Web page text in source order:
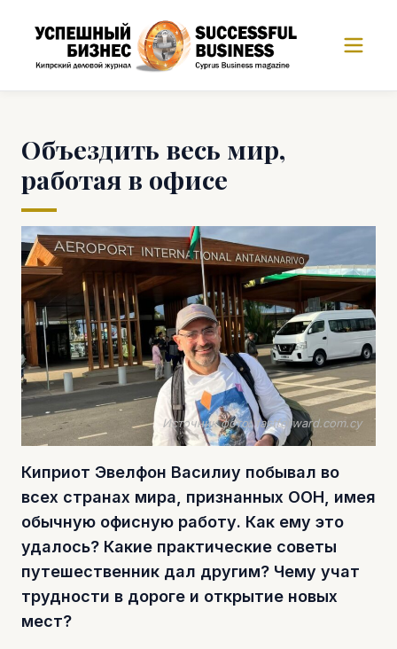
Объездить весь мир,
работая в офисе
Источник фото: fastforward.com.cy
Киприот Эвелфон Василиу побывал во
всех странах мира, признанных ООН, имея
обычную офисную работу. Как ему это
удалось? Какие практические советы
путешественник дал другим? Чему учат
трудности в дороге и открытие новых
мест?